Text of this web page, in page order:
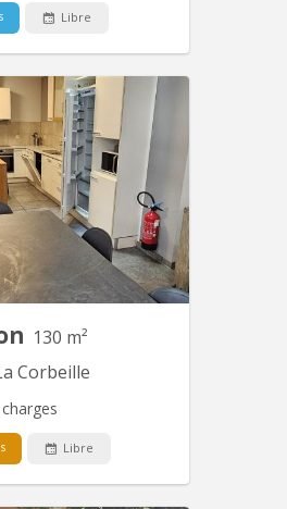
Libre
130 m²
Corbeille
Libre
KN 4393
de Namur Rue Galliot
uniquement pour jeunes
!!! Pas d'étudiant svp!!!
chambres meublée avec
2 douches communes
Immeuble rénové .
(eau-gaz-électricité), le
via wifi ou câble...